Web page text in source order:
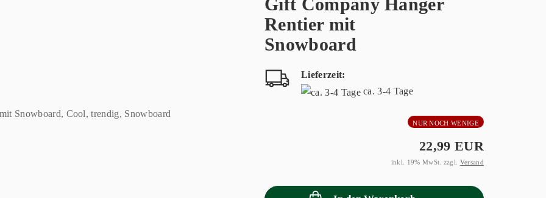
Konto erstellen
Rentier mit
Snowboard
Lieferzeit:
ca. 3-4 Tage
NUR NOCH WENIGE
22,99 EUR
inkl. 19% MwSt. zzgl. Versand